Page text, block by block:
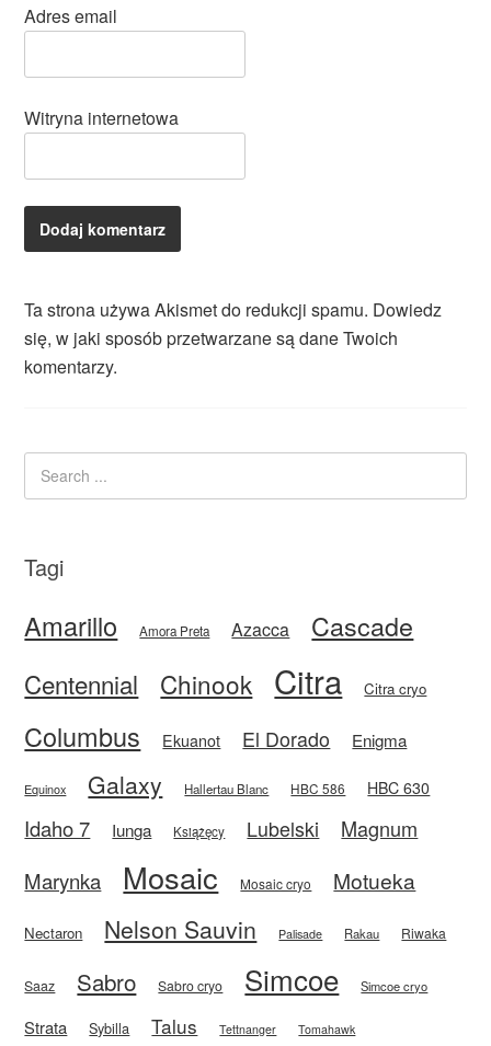
Adres email
Witryna internetowa
Ta strona używa Akismet do redukcji spamu. Dowiedz
się, w jaki sposób przetwarzane są dane Twoich
komentarzy.
Tagi
Amarillo Amora Preta Azacca Cascade
Centennial Chinook Citra Citra cryo
Columbus Ekuanot El Dorado Enigma
Equinox Galaxy Hallertau Blanc HBC 586 HBC 630
Idaho 7 Iunga Książęcy Lubelski
Magnum
Marynka
Mosaic Mosaic cryo Motueka
Nectaron Nelson Sauvin Palisade Rakau Riwaka
Saaz Sabro Sabro cryo Simcoe Simcoe cryo
Strata Sybilla Talus Tettnanger Tomahawk